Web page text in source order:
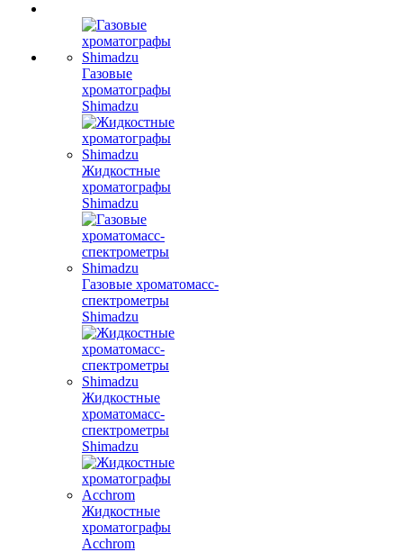
Газовые
хроматографы
Shimadzu
Жидкостные
хроматографы
Shimadzu
Газовые хроматомасс-
спектрометры
Shimadzu
Жидкостные
хроматомасс-
спектрометры
Shimadzu
Жидкостные
хроматографы
Acchrom